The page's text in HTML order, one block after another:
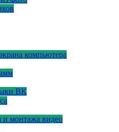
компьютера
ВК
и монтажа видео